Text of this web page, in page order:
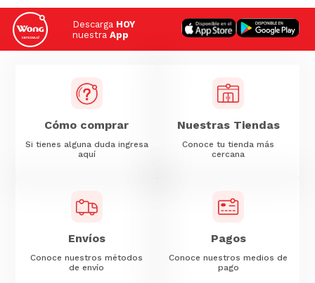
Descarga HOY
nuestra App
Cómo comprar
Si tienes alguna duda ingresa
aquí
Nuestras Tiendas
Conoce tu tienda más
cercana
Envíos
Conoce nuestros métodos
de envío
Pagos
Conoce nuestros medios de
pago